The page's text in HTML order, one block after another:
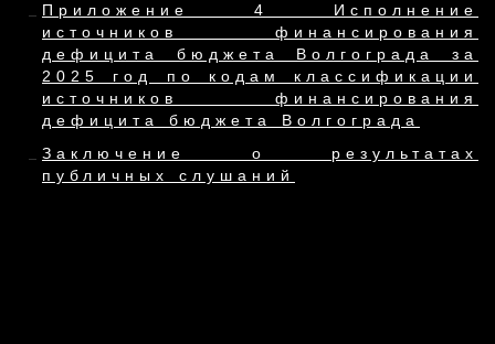
Приложение 4 Исполнение
источников финансирования
дефицита бюджета Волгограда за
2025 год по кодам классификации
источников финансирования
дефицита бюджета Волгограда
Заключение о результатах
публичных слушаний